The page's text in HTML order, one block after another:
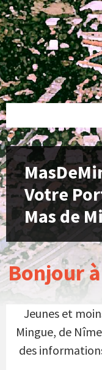
Skip
to
content
Skip
to
left
sidebar
Skip
to
footer
Votre
Mas de
Bonjour
Jeunes et
Mingue, de
des